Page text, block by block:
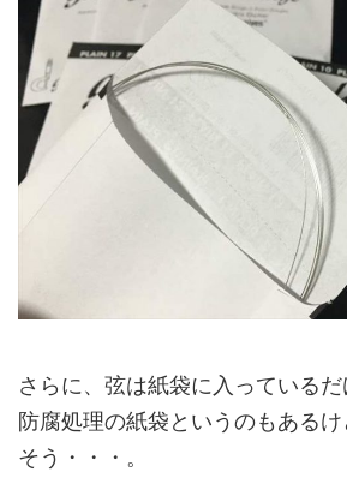
さらに、弦は紙袋に入っているだ
防腐処理の紙袋というのもある
そう・・・。